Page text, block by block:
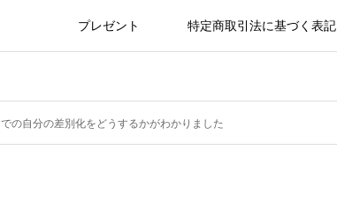
プレゼント 特定商取引法に基づく表記
の自分の差別化をどうするかがわかりました